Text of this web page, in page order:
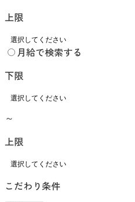
上限
月給で検索する
下限
～
上限
こだわり条件